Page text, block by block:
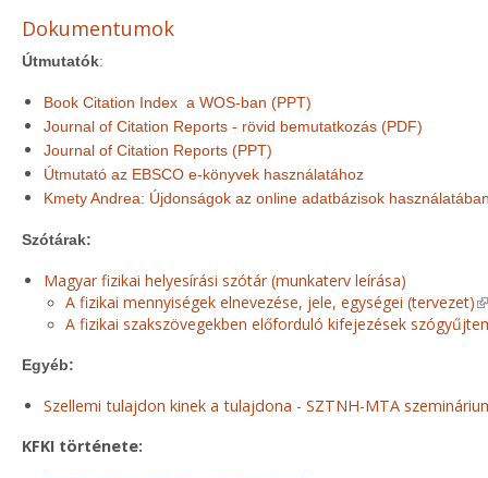
Dokumentumok
Útmutatók:
Book Citation Index a WOS-ban (PPT)
Journal of Citation Reports - rövid bemutatkozás (PDF)
Journal of Citation Reports (PPT)
Útmutató az EBSCO e‐könyvek használatához
Kmety Andrea: Újdonságok az online adatbázisok
Szótárak:
Magyar fizikai helyesírási szótár (munkaterv leírása)
A fizikai mennyiségek elnevezése, jele, egységei (tervezet)
A fizikai szakszövegekben előforduló kifejezések
Egyéb:
Szellemi tulajdon kinek a tulajdona - SZTNH-MTA
KFKI története: